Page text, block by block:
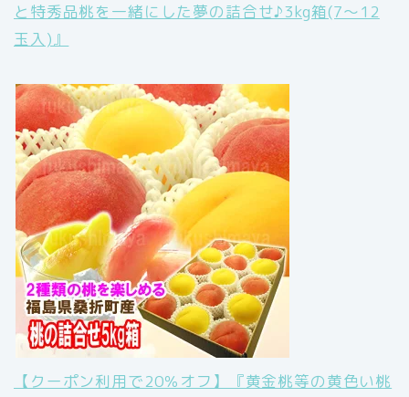
と特秀品桃を一緒にした夢の詰合せ♪3kg箱(7〜12
玉入)』
【クーポン利用で20％オフ】『黄金桃等の黄色い桃